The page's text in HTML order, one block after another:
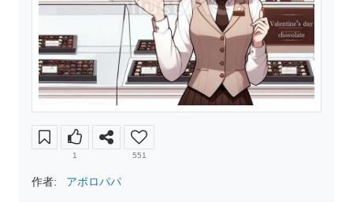
1 551
作者: アポロパパ